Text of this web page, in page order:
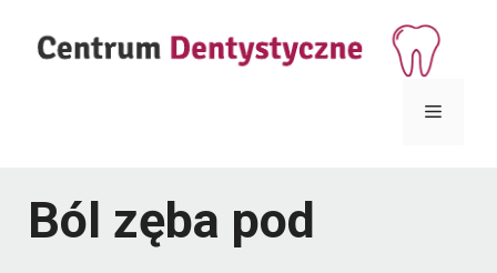
Menu
Ból zęba pod